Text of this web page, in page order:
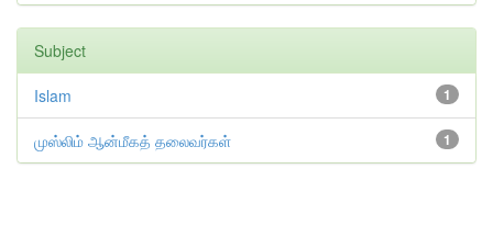
Subject
1
Islam
1
முஸ்லிம் ஆன்மீகத் தலைவர்கள்